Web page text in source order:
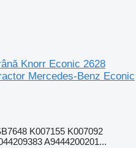
Knorr Econic 2628
Mercedes-Benz Econic
K007155 K007092
A9444200201...